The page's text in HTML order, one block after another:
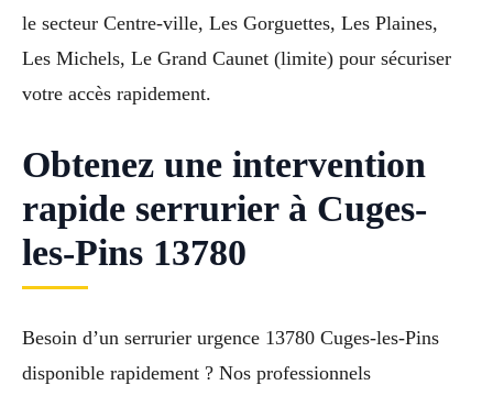
le secteur Centre-ville, Les Gorguettes, Les Plaines,
Les Michels, Le Grand Caunet (limite) pour sécuriser
votre accès rapidement.
Obtenez une intervention
rapide serrurier à Cuges-
les-Pins 13780
Besoin d’un serrurier urgence 13780 Cuges-les-Pins
disponible rapidement ? Nos professionnels